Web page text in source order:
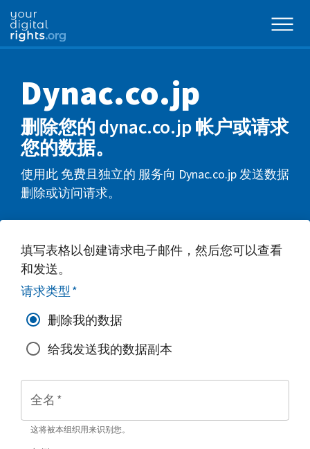
Dynac.co.jp
删除您的 dynac.co.jp 帐户或请求
您的数据。
使用此 免费且独立的 服务向 Dynac.co.jp 发送数据
删除或访问请求。
填写表格以创建请求电子邮件，然后您可以查看
和发送。
请求类型 *
删除我的数据
给我发送我的数据副本
全名 *
这将被本组织用来识别您。